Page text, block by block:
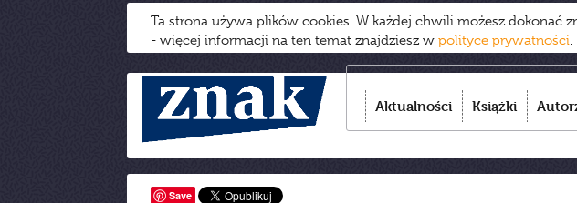
Ta strona używa plików cookies. W każdej chwili możesz dokonać
- więcej informacji na ten temat znajdziesz w polityce prywatności.
Aktualności Książki
Save